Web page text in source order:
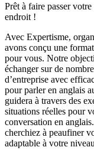
Prêt à faire passer
endroit !
Avec Expertisme,
avons conçu une
pour vous. Notre
échanger sur de
d’entreprise avec
pour parler en anglais
guidera à travers des
situations réelles pour
conversation en
cherchiez à peaufiner
adaptable à votre